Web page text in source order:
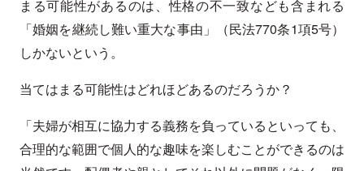
まる可能性があるのは、性格の不一致なども含まれる
「婚姻を継続し難い重大な事由」（民法770条1項5号）
しかないという。
当てはまる可能性はどれほどあるのだろうか？
「夫婦が相互に協力する義務を負っているといっても、
合理的な範囲で個人的な趣味を楽しむことができるのは